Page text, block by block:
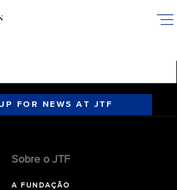
FOR NEWS AT JTF
Sobre o JTF
A FUNDAÇÃO